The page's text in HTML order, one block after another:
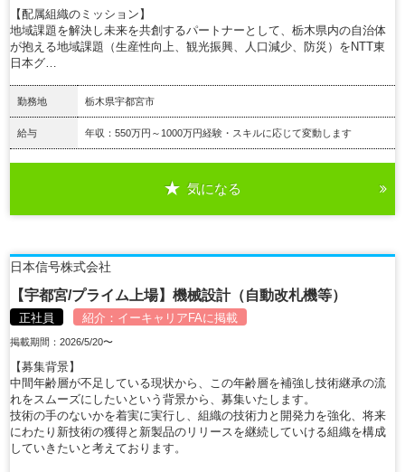
【配属組織のミッション】
地域課題を解決し未来を共創するパートナーとして、栃木県内の自治体
が抱える地域課題（生産性向上、観光振興、人口減少、防災）をNTT東
日本グ…
勤務地 栃木県宇都宮市
給与 年収：550万円～1000万円経験・スキルに応じて変動します
気になる
日本信号株式会社
【宇都宮/プライム上場】機械設計（自動改札機等）
正社員 紹介： イーキャリアFAに掲載
掲載期間：2026/5/20〜
【募集背景】
中間年齢層が不足している現状から、この年齢層を補強し技術継承の流
れをスムーズにしたいという背景から、募集いたします。
技術の手のないかを着実に実行し、組織の技術力と開発力を強化、将来
にわたり新技術の獲得と新製品のリリースを継続していける組織を構成
していきたいと考えております。